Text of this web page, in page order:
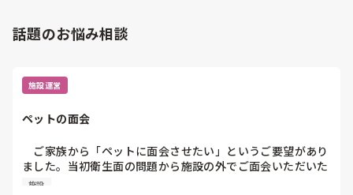
話題のお悩み相談
施設運営
ペットの面会
ご家族から「ペットに面会させたい」というご要望があり
ました。当初衛生面の問題から施設の外でご面会いただいた
のですが、段々と状態がかわりお看取り寸前となった際に
施設